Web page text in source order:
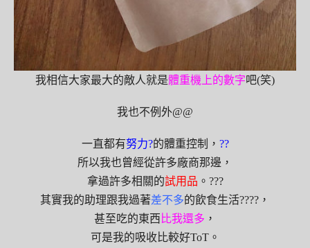
我相信大家最大的敵人就是體重機上的數字吧(笑)
我也不例外@@
一直都有努力?的體重控制， ??
所以我也曾經從許多廠商那邊，
拿過許多相關的試用品 。???
其實我的助理跟我過著差不多的飲食生活????，
甚至吃的東西 比我還多 ，
可是我的吸收比較好ToT。